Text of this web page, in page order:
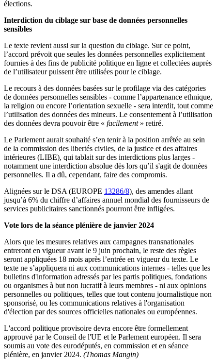
élections.
Interdiction du ciblage sur base de données personnelles
sensibles
Le texte revient aussi sur la question du ciblage. Sur ce point,
l’accord prévoit que seules les données personnelles explicitement
fournies à des fins de publicité politique en ligne et collectées auprès
de l’utilisateur puissent être utilisées pour le ciblage.
Le recours à des données basées sur le profilage via des catégories
de données personnelles sensibles - comme l’appartenance ethnique,
la religion ou encore l’orientation sexuelle - sera interdit, tout comme
l’utilisation des données des mineurs. Le consentement à l’utilisation
des données devra pouvoir être « facilement » retiré.
Le Parlement aurait souhaité s’en tenir à la position arrêtée au sein
de la commission des libertés civiles, de la justice et des affaires
intérieures (LIBE), qui tablait sur des interdictions plus larges -
notamment une interdiction absolue dès lors qu’il s'agit de données
personnelles. Il a dû, cependant, faire des compromis.
Alignées sur le DSA (EUROPE 13286/8), des amendes allant
jusqu’à 6% du chiffre d’affaires annuel mondial des fournisseurs de
services publicitaires sanctionnés pourront être infligées.
Vote lors de la séance plénière de janvier 2024
Alors que les mesures relatives aux campagnes transnationales
entreront en vigueur avant le 9 juin prochain, le reste des règles
seront appliquées 18 mois après l’entrée en vigueur du texte. Le
texte ne s’appliquera ni aux communications internes - telles que les
bulletins d'information adressés par les partis politiques, fondations
ou organismes à but non lucratif à leurs membres - ni aux opinions
personnelles ou politiques, telles que tout contenu journalistique non
sponsorisé, ou les communications relatives à l'organisation
d'élection par des sources officielles nationales ou européennes.
L'accord politique provisoire devra encore être formellement
approuvé par le Conseil de l'UE et le Parlement européen. Il sera
soumis au vote des eurodéputés, en commission et en séance
plénière, en janvier 2024. (Thomas Mangin)